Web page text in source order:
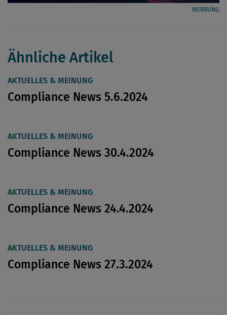
WERBUNG
Ähnliche Artikel
AKTUELLES & MEINUNG
Compliance News 5.6.2024
AKTUELLES & MEINUNG
Compliance News 30.4.2024
AKTUELLES & MEINUNG
Compliance News 24.4.2024
AKTUELLES & MEINUNG
Compliance News 27.3.2024